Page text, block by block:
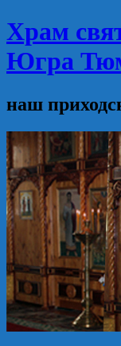
Храм
Югра
наш